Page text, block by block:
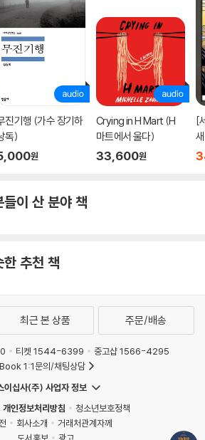
고로 알려진 플리니우스 《박물지》
달래주는 에피쿠로스 《쾌락》
최고의 과학 소설 홍대용 《의산문답》
강의
라면 ‘언젠가는 읽어봐야지’ 하고 책장에 꽂
것이다. 마음먹고 책을 펼쳤다가도 이내 배경
그 분야의 전문가가 먼저 읽고 잘 소화해 이야
정에서 희열과 감동을 안겨주는 수많은 과학
리학, 유전학 등 각 과학의 분과에서 한 획을 그
볼 수 있다는 것은 이 책만이 갖는 크나큰 매
재 우리나라에서는 번역서로도 만나보기 어려
있다.
들은 학생들은 ‘문과생이 들어도 이해하기 쉽
‘성적과 관계없이 많은 학생들이 들어야 할 교양
다. 이처럼 이 책을 읽는 독자들도 지금껏 멀고
진기행 (가수 장기하
독)
원
Crying in H Mart (H
마트에서 울다)
33,600원
[
이 산 분야 책
추천 책
최근 본 상품 주문/배송
티켓 1544-6399
중고샵 1566-4295
1:1문의/채팅상담
이십사(주) 사업자 정보
개인정보처리방침
청소년보호정책
회사소개
거래처관계자께